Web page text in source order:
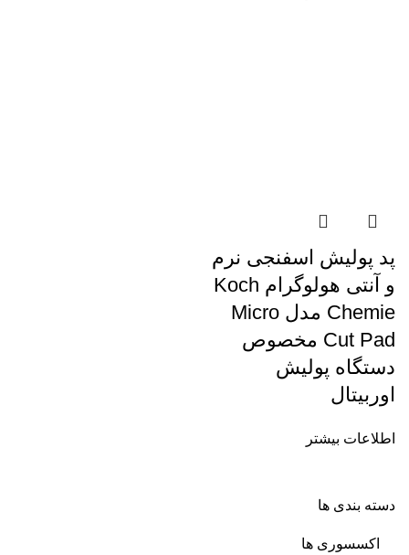
دسته بندی ها
اکسسوری ها
پد پولیش اسفنجی نرم
و آنتی هولوگرام Koch
Chemie مدل Micro
Cut Pad مخصوص
دستگاه پولیش
اوربیتال
اطلاعات بیشتر